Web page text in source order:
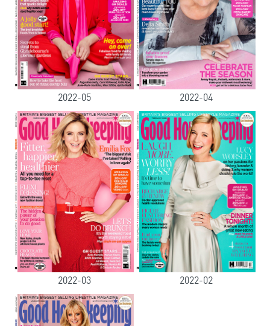
2022-05 2022-04
2022-03 2022-02